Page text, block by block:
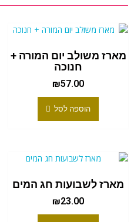
מארז משולב יום המורה +
חנוכה
₪57.00
הוספה לסל
מארז לשבועות חג המים
₪23.00